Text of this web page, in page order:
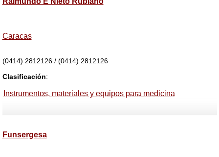
Caracas
(0414) 2812126 / (0414) 2812126
Clasificación:
Instrumentos, materiales y equipos para medicina
Funsergesa